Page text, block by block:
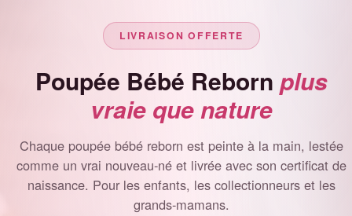
LIVRAISON OFFERTE
Poupée Bébé Reborn plus
vraie que nature
Chaque poupée bébé reborn est peinte à la main, lestée
comme un vrai nouveau-né et livrée avec son certificat de
naissance. Pour les enfants, les collectionneurs et les
grands-mamans.